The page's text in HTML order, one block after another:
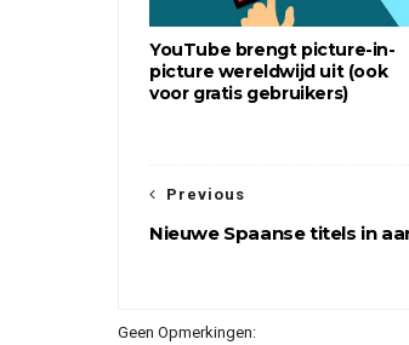
YouTube brengt picture-in-
picture wereldwijd uit (ook
voor gratis gebruikers)
Previous
Nieuwe Spaanse titels in
Geen Opmerkingen: